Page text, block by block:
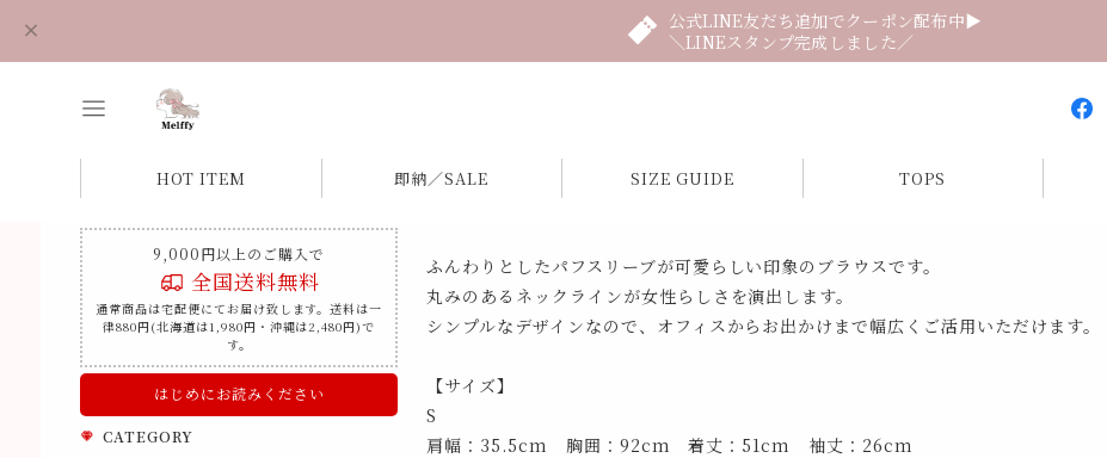
公式LINE友だち追加でクーポン配布中▶
＼LINEスタンプ完成しました／
HOT ITEM 即納／SALE SIZE GUIDE TOPS
9,000円以上のご購入で
全国送料無料
通常商品は宅配便にてお届け致します。送料は一
律880円(北海道は1,980円・沖縄は2,480円)で
す。
はじめにお読みください
CATEGORY
ふんわりとしたパフスリーブが可愛らしい印象のブラウスです。
丸みのあるネックラインが女性らしさを演出します。
シンプルなデザインなので、オフィスからお出かけまで幅広くご活用いただけます。
【サイズ】
S
肩幅：35.5cm 胸囲：92cm 着丈：51cm 袖丈：26cm